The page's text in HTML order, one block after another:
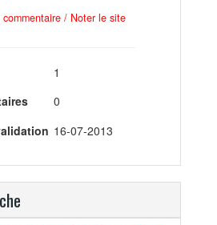
commentaire / Noter le site
1
0
16-07-2013